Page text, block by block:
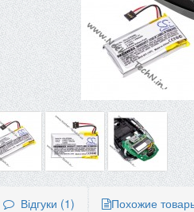
Відгуки (1)
Похожие